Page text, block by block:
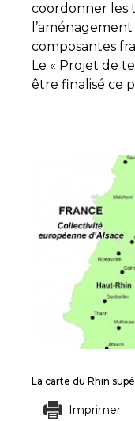
coordonner les
composantes
Le « Projet de
être finalisé ce
La carte du Rhin
Imprimer